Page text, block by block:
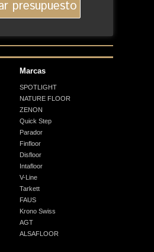
Marcas
SPOTLIGHT
NATURE FLOOR
ZENON
Quick Step
Parador
Finfloor
Disfloor
Intafloor
V-Line
Tarkett
FAUS
Krono Swiss
AGT
ALSAFLOOR